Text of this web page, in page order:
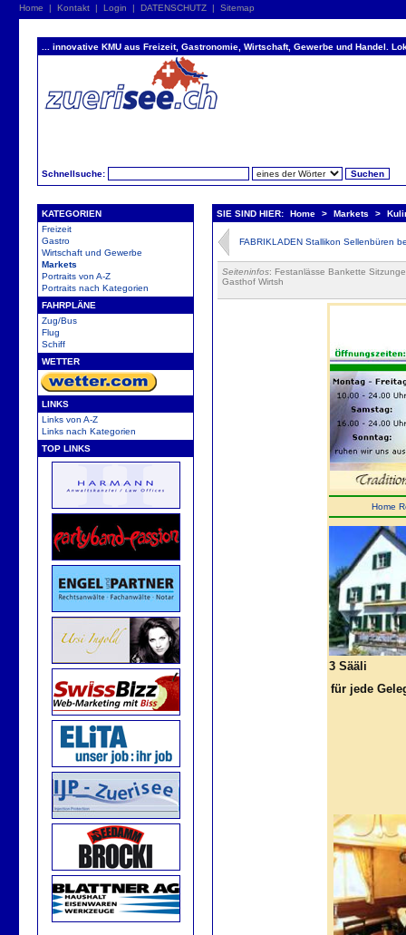
Home | Kontakt | Login | DATENSCHUTZ | Sitemap
... innovative KMU aus Freizeit, Gastronomie, Wirtschaft, Gewerbe und Handel.
Schnellsuche:
KATEGORIEN
Freizeit
Gastro
Wirtschaft und Gewerbe
Markets
Portraits von A-Z
Portraits nach Kategorien
FAHRPLÄNE
Zug/Bus
Flug
Schiff
WETTER
LINKS
Links von A-Z
Links nach Kategorien
TOP LINKS
SIE SIND HIER: Home > Markets >
FABRIKLADEN Stallikon Sellenbüren
Seiteninfos: Festanlässe Bankette
Gasthof Wirtsh
Home
3 Sääli
für jede